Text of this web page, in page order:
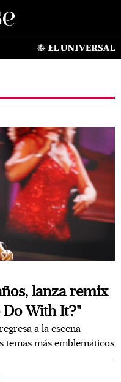
lanza remix
Do With It?"
a la escena
temas más emblemáticos